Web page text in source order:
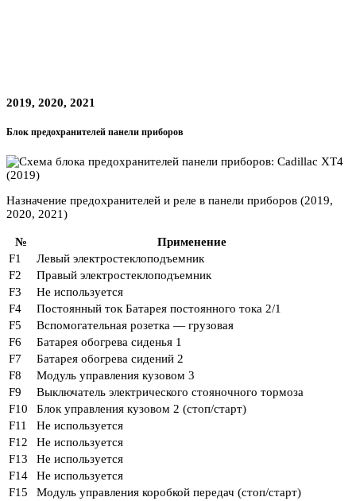
2019, 2020, 2021
Блок предохранителей панели приборов
Назначение предохранителей и реле в панели приборов (2019,
2020, 2021)
№
Применение
F1
Левый электростеклоподъемник
F2
Правый электростеклоподъемник
F3
Не используется
F4
Постоянный ток Батарея постоянного тока 2/1
F5
Вспомогательная розетка — грузовая
F6
Батарея обогрева сиденья 1
F7
Батарея обогрева сидений 2
F8
Модуль управления кузовом 3
F9
Выключатель электрического стояночного тормоза
F10
Блок управления кузовом 2 (стоп/старт)
F11
Не используется
F12
Не используется
F13
Не используется
F14
Не используется
F15
Модуль управления коробкой передач (стоп/старт)